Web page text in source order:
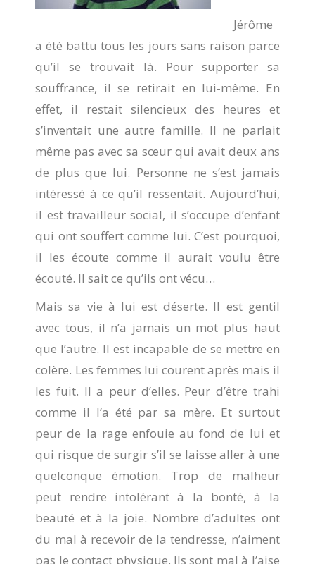
Jérôme
a été battu tous les jours sans raison parce
qu’il se trouvait là. Pour supporter sa
souffrance, il se retirait en lui-même. En
effet, il restait silencieux des heures et
s’inventait une autre famille. Il ne parlait
même pas avec sa sœur qui avait deux ans
de plus que lui. Personne ne s’est jamais
intéressé à ce qu’il ressentait. Aujourd’hui,
il est travailleur social, il s’occupe d’enfant
qui ont souffert comme lui. C’est pourquoi,
il les écoute comme il aurait voulu être
écouté. Il sait ce qu’ils ont vécu…
Mais sa vie à lui est déserte. Il est gentil
avec tous, il n’a jamais un mot plus haut
que l’autre. Il est incapable de se mettre en
colère. Les femmes lui courent après mais il
les fuit. Il a peur d’elles. Peur d’être trahi
comme il l’a été par sa mère. Et surtout
peur de la rage enfouie au fond de lui et
qui risque de surgir s’il se laisse aller à une
quelconque émotion. Trop de malheur
peut rendre intolérant à la bonté, à la
beauté et à la joie. Nombre d’adultes ont
du mal à recevoir de la tendresse, n’aiment
pas le contact physique. Ils sont mal à l’aise